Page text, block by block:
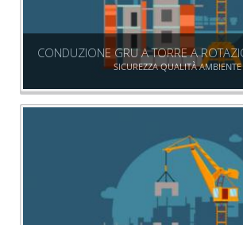
CONDUZIONE GRU A TORRE A
SICUREZZA QUALITÀ AMBIENTE